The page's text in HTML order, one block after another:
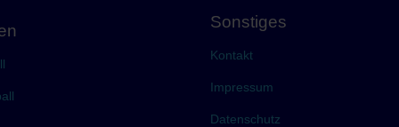
Sonstiges
Kontakt
Impressum
Datenschutz